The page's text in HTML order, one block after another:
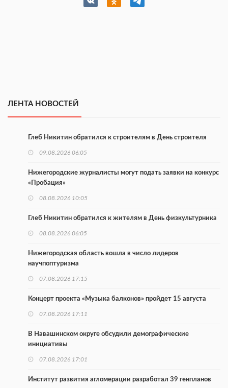
ЛЕНТА НОВОСТЕЙ
Глеб Никитин обратился к строителям в День строителя
09.08.2026 06:05
Нижегородские журналисты могут подать заявки на конкурс
«Пробация»
08.08.2026 10:05
Глеб Никитин обратился к жителям в День физкультурника
08.08.2026 06:05
Нижегородская область вошла в число лидеров
научпоптуризма
07.08.2026 17:15
Концерт проекта «Музыка балконов» пройдет 15 августа
07.08.2026 17:11
В Навашинском округе обсудили демографические
инициативы
07.08.2026 17:01
Институт развития агломерации разработал 39 генпланов